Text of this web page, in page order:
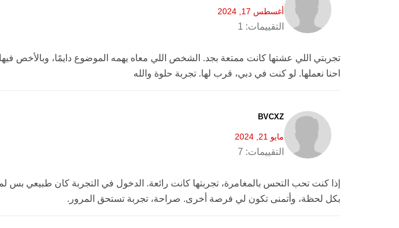
أغسطس 17, 2024
التقييمات: 1
تجربتي اللي عشتها كانت ممتعة بجد. الشخص اللي معاه يهمه الموضوع دايمًا، وبالأخص
احنا نعملها. لو كنت في دبي، قرب لها. تجربة حلوة والله
BVCXZ
مايو 21, 2024
التقييمات: 7
إذا كنت تحب التحس بالمغامرة، تجربتها كانت رائعة. الدخول في التجربة كان طبيعي
بكل لحظة، وأتمنى تكون لي فرصة أخرى. صراحة، تجربة تستحق المرور.